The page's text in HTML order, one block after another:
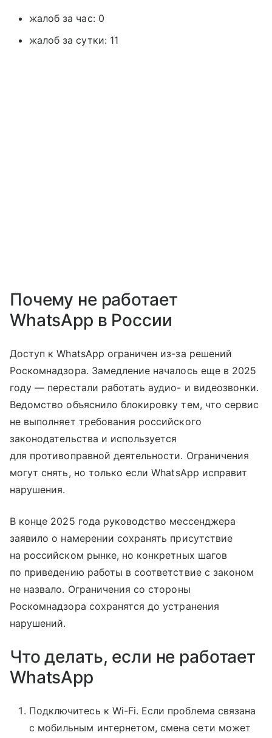
жалоб за час: 0
жалоб за сутки: 11
Почему не работает
WhatsApp в России
Доступ к WhatsApp ограничен из-за решений
Роскомнадзора. Замедление началось еще в 2025
году — перестали работать аудио- и видеозвонки.
Ведомство объяснило блокировку тем, что сервис
не выполняет требования российского
законодательства и используется
для противоправной деятельности. Ограничения
могут снять, но только если WhatsApp исправит
нарушения.
В конце 2025 года руководство мессенджера
заявило о намерении сохранять присутствие
на российском рынке, но конкретных шагов
по приведению работы в соответствие с законом
не назвало. Ограничения со стороны
Роскомнадзора сохранятся до устранения
нарушений.
Что делать, если не работает
WhatsApp
Подключитесь к Wi-Fi. Если проблема связана
с мобильным интернетом, смена сети может